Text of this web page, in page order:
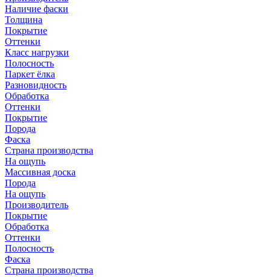
Наличие фаски
Толщина
Покрытие
Оттенки
Класс нагрузки
Полосность
Паркет ёлка
Разновидность
Обработка
Оттенки
Покрытие
Порода
Фаска
Страна производства
На ощупь
Массивная доска
Порода
На ощупь
Производитель
Покрытие
Обработка
Оттенки
Полосность
Фаска
Страна производства